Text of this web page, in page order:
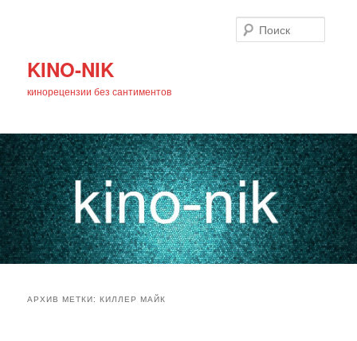
KINO-NIK
кинорецензии без сантиментов
АРХИВ МЕТКИ:КИЛЛЕР МАЙК